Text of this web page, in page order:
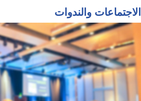
الاجتماعات والندوات